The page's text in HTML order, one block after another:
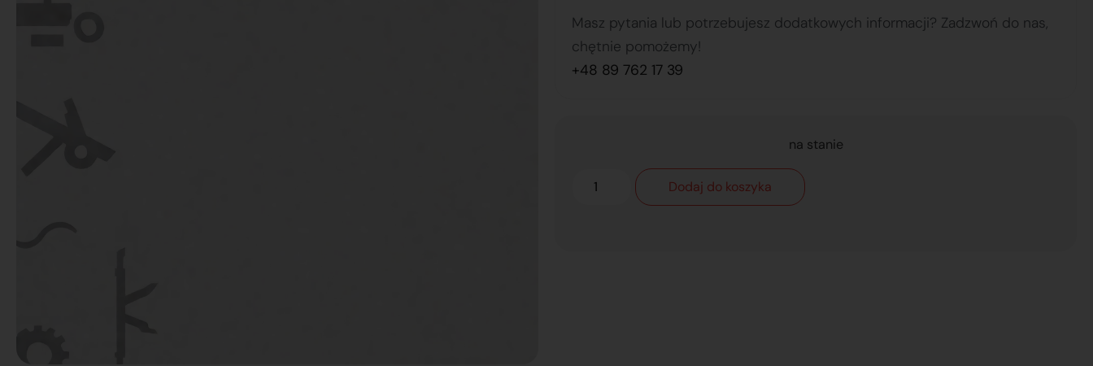
Masz pytania lub potrzebujesz dodatkowych informacji? Zadzwoń do nas,
chętnie pomożemy!
+48 89 762 17 39
na stanie
Dodaj do koszyka